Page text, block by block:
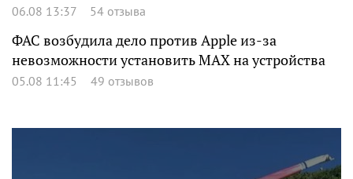
06.08 13:37 54 отзыва
ФАС возбудила дело против Apple из-за
невозможности установить MAX на устройства
05.08 11:45 49 отзывов